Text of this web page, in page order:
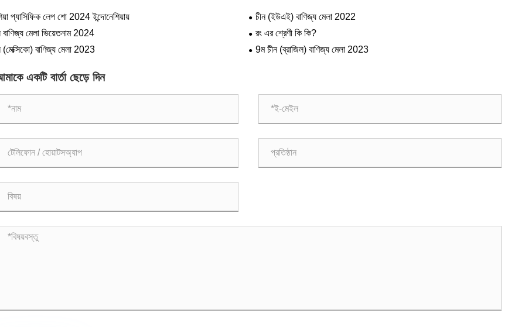
প্যাসিফিক লেপ শো 2024 ইন্দোনেশিয়ায়
চীন (ইউএই) বাণিজ্য মেলা 2022
বাণিজ্য মেলা ভিয়েতনাম 2024
রং এর শ্রেণী কি কি?
(মেক্সিকো) বাণিজ্য মেলা 2023
9ম চীন (ব্রাজিল) বাণিজ্য মেলা 2023
একটি বার্তা ছেড়ে দিন